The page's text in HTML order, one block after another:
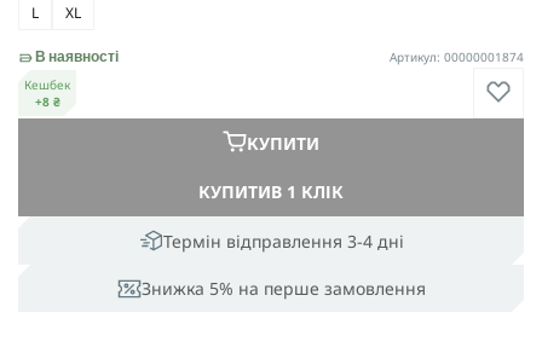
L XL
Термін відправлення 3-4 дні
Знижка 5% на перше замовлення
КУПИТИВ 1 КЛІК
КУПИТИ
В наявності
Артикул: 00000001874
Кешбек
+8 ₴